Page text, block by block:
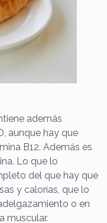
además
aunque hay que
B12. Además es
Lo que lo
del que hay que
y calorías, que lo
o en
muscular.